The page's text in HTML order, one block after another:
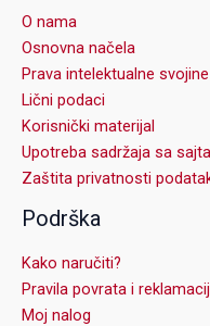
O nama
Osnovna načela
Prava intelektualne svojine
Lični podaci
Korisnički materijal
Upotreba sadržaja sa sajta
Zaštita privatnosti
Podrška
Kako naručiti?
Pravila povrata i
Moj nalog